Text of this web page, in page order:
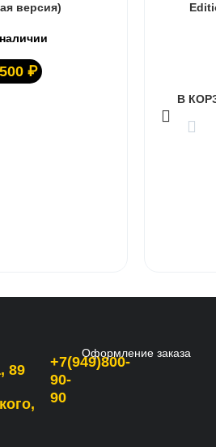
версия)
₽
В
89
+7(949)800-
90-
90
Оформление заказа